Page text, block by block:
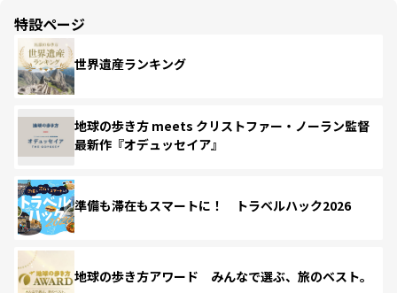
特設ページ
世界遺産ランキング
地球の歩き方 meets クリストファー・ノーラン監督
最新作『オデュッセイア』
準備も滞在もスマートに！ トラベルハック2026
地球の歩き方アワード みんなで選ぶ、旅のベスト。